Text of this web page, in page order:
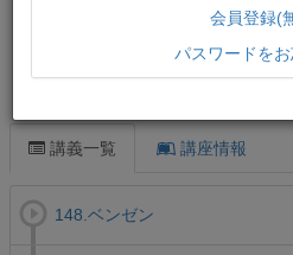
講義一覧 講座情報
148.ベンゼン
会員登録(
パスワードを